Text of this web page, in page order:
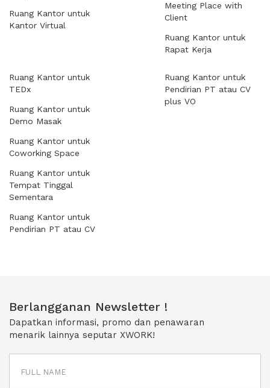
Ruang Kantor untuk
Kantor Virtual
Meeting Place with
Client
Ruang Kantor untuk
Rapat Kerja
Ruang Kantor untuk
TEDx
Ruang Kantor untuk
Demo Masak
Ruang Kantor untuk
Coworking Space
Ruang Kantor untuk
Tempat Tinggal
Sementara
Ruang Kantor untuk
Pendirian PT atau CV
Ruang Kantor untuk
Pendirian PT atau CV
plus VO
Berlangganan Newsletter !
Dapatkan informasi, promo dan penawaran
menarik lainnya seputar XWORK!